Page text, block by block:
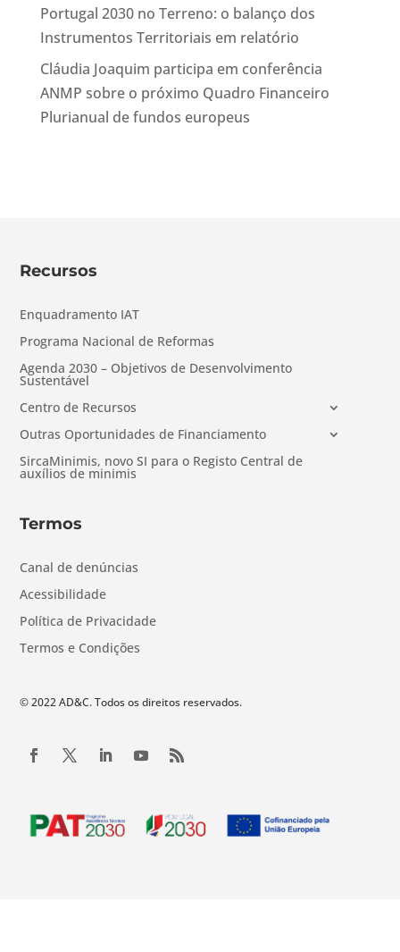
Portugal 2030 no Terreno: o balanço dos
Instrumentos Territoriais em relatório
Cláudia Joaquim participa em conferência
ANMP sobre o próximo Quadro Financeiro
Plurianual de fundos europeus
Recursos
Enquadramento IAT
Programa Nacional de Reformas
Agenda 2030 – Objetivos de Desenvolvimento
Sustentável
Centro de Recursos
Outras Oportunidades de Financiamento
SircaMinimis, novo SI para o Registo Central de
auxílios de minimis
Termos
Canal de denúncias
Acessibilidade
Política de Privacidade
Termos e Condições
© 2022 AD&C. Todos os direitos reservados.